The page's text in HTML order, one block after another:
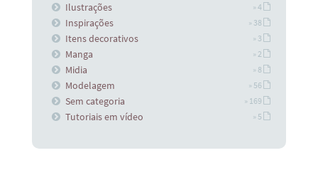
Ilustrações » 4
Inspirações » 38
Itens decorativos » 3
Manga » 2
Midia » 8
Modelagem » 56
Sem categoria » 169
Tutoriais em vídeo » 5